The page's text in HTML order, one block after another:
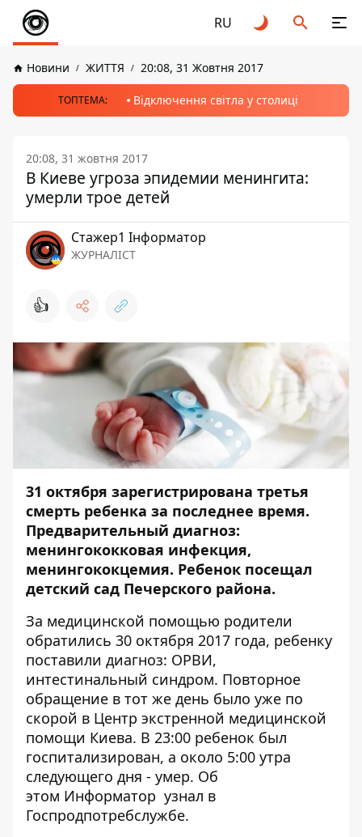
RU
Новини ЖИТТЯ 20:08, 31 Жовтня 2017
ТОПТЕМА: Відключення світла у столиці
20:08, 31 жовтня 2017
В Киеве угроза эпидемии менингита:
умерли трое детей
Стажер1 Інформатор
ЖУРНАЛІСТ
👍
31 октября зарегистрирована третья
смерть ребенка за последнее время.
Предварительный диагноз:
менингококковая инфекция,
менингококцемия. Ребенок посещал
детский сад Печерского района.
За медицинской помощью родители
обратились 30 октября 2017 года, ребенку
поставили диагноз: ОРВИ,
интестинальный синдром. Повторное
обращение в тот же день было уже по
скорой в Центр экстренной медицинской
помощи Киева. В 23:00 ребенок был
госпитализирован, а около 5:00 утра
следующего дня - умер. Об
этом Информатор узнал в
Госпродпотребслужбе.